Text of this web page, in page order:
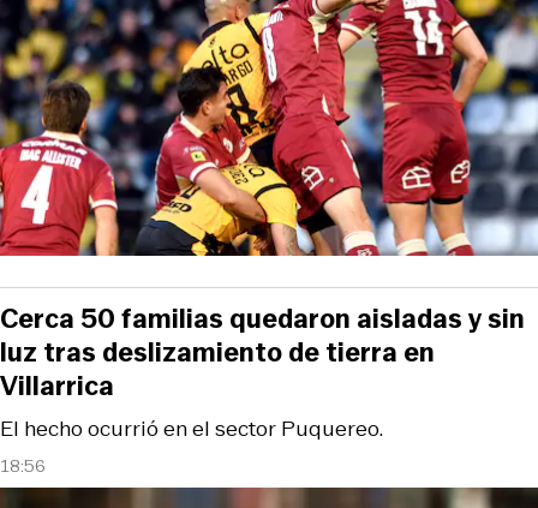
18:56
El hecho ocurrió en el sector Puquereo.
Cerca 50 familias quedaron aisladas y sin
luz tras deslizamiento de tierra en
Villarrica